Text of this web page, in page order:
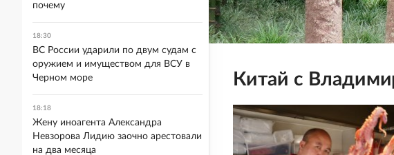
Китай с
почему
18:30
ВС России ударили по двум судам с
оружием и имуществом для ВСУ в
Черном море
18:18
Жену иноагента Александра
Невзорова Лидию заочно арестовали
на два месяца